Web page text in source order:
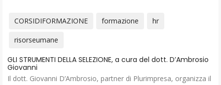
CORSIDIFORMAZIONE formazione hr
risorseumane
GLI STRUMENTI DELLA SELEZIONE, a cura del dott. D’Ambrosio
Giovanni
Il dott. Giovanni D’Ambrosio, partner di Plurimpresa, organizza il